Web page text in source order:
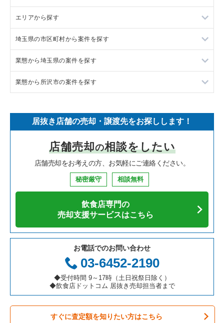
ラーメンの居抜き売却物件の案件一覧
フランス料理の居抜き売却物件の案件一覧
イタリア料理の居抜き売却物件の案件一覧
中華の居抜き売却物件の案件一覧
寿司の居抜き売却物件の案件一覧
焼肉の居抜き売却物件の案件一覧
鉄板焼き・お好み焼の居抜き売却物件の案件一覧
カフェの居抜き売却物件の案件一覧
テイクアウトの居抜き売却物件の案件一覧
お弁当・惣菜・デリの居抜き売却物件の案件一覧
カラオケ・パブ・スナックの居抜き売却物件の案件一覧
バーの居抜き売却物件の案件一覧
居酒屋・ダイニングバーの居抜き売却物件の案件一覧
エリアから探す
東京23区の飲食店の居抜き売却物件の案件一覧
東京都下の飲食店の居抜き売却物件の案件一覧
千葉県の飲食店の居抜き売却物件の案件一覧
神奈川県の飲食店の居抜き売却物件の案件一覧
大阪府の飲食店の居抜き売却物件の案件一覧
兵庫県の飲食店の居抜き売却物件の案件一覧
愛知県の飲食店の居抜き売却物件の案件一覧
岐阜県の飲食店の居抜き売却物件の案件一覧
三重県の飲食店の居抜き売却物件の案件一覧
埼玉県の市区町村から案件を探す
上尾市の飲食店の居抜き売却物件の案件一覧
吉川市の飲食店の居抜き売却物件の案件一覧
さいたま市浦和区の飲食店の居抜き売却物件の案件一覧
さいたま市大宮区の飲食店の居抜き売却物件の案件一覧
入間市の飲食店の居抜き売却物件の案件一覧
久喜市の飲食店の居抜き売却物件の案件一覧
富士見市の飲食店の居抜き売却物件の案件一覧
ふじみ野市の飲食店の居抜き売却物件の案件一覧
朝霞市の飲食店の居抜き売却物件の案件一覧
草加市の飲食店の居抜き売却物件の案件一覧
さいたま市緑区の飲食店の居抜き売却物件の案件一覧
業態から埼玉県の案件を探す
埼玉県のラーメンの居抜き売却物件の案件一覧
埼玉県のイタリア料理の居抜き売却物件の案件一覧
埼玉県の中華の居抜き売却物件の案件一覧
埼玉県のそば・うどんの居抜き売却物件の案件一覧
埼玉県の焼肉の居抜き売却物件の案件一覧
埼玉県の鉄板焼き・お好み焼の居抜き売却物件の案件一覧
埼玉県のアジア料理の居抜き売却物件の案件一覧
埼玉県のカフェの居抜き売却物件の案件一覧
埼玉県のテイクアウトの居抜き売却物件の案件一覧
埼玉県のお弁当・惣菜・デリの居抜き売却物件の案件一覧
業態から所沢市の案件を探す
所沢市の焼肉の居抜き売却物件の案件一覧
所沢市のアジア料理の居抜き売却物件の案件一覧
所沢市のカフェの居抜き売却物件の案件一覧
所沢市のバーの居抜き売却物件の案件一覧
所沢市の和食の居抜き売却物件の案件一覧
所沢市のその他の居抜き売却物件の案件一覧
居抜き店舗の売却・譲渡先をお探しします！
店舗売却の相談をしたい
店舗売却をお考えの方、お気軽にご連絡ください。
秘密厳守 相談無料
飲食店専門の
売却支援サービスはこちら
お電話でのお問い合わせ
03-6452-2190
◆受付時間 9～17時（土日祝祭日除く）
◆飲食店ドットコム 居抜き売却担当者まで
すぐに査定額を知りたい方はこちら